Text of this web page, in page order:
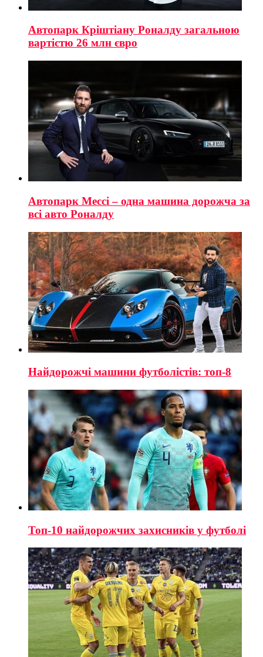
Автопарк Кріштіану Роналду загальною
вартістю 26 млн євро
Автопарк Мессі – одна машина дорожча за
всі авто Роналду
Найдорожчі машини футболістів: топ-8
Топ-10 найдорожчих захисників у футболі